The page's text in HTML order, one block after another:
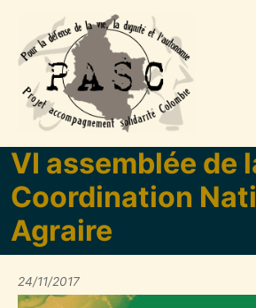
Aller au contenu principal
VI assemblée de
Coordination
Agraire
24/11/2017